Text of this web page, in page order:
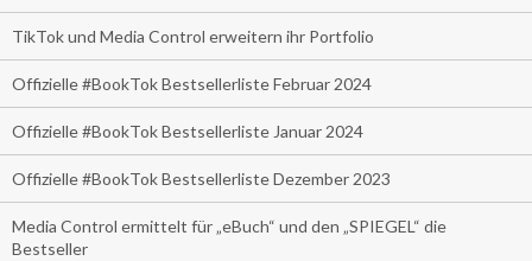
TikTok und Media Control erweitern ihr Portfolio
Offizielle #BookTok Bestsellerliste Februar 2024
Offizielle #BookTok Bestsellerliste Januar 2024
Offizielle #BookTok Bestsellerliste Dezember 2023
Media Control ermittelt für „eBuch“ und den „SPIEGEL“ die
Bestseller